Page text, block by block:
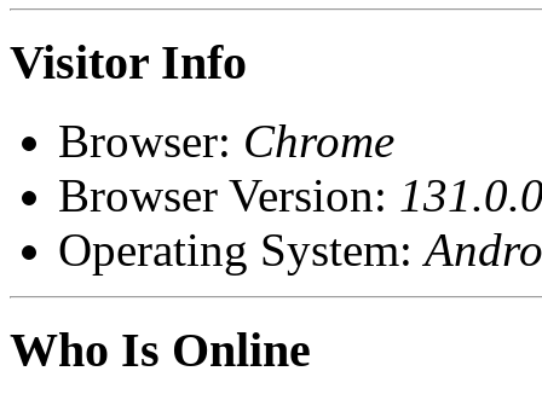
Visitor Info
Browser: Chrome
Browser Version:
Operating System:
Who Is Online